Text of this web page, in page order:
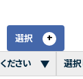
選択